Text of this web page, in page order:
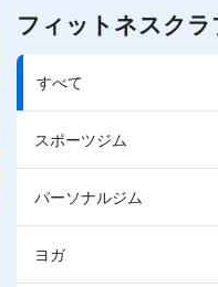
フィットネスクラ
すべて
スポーツジム
パーソナルジム
ヨガ